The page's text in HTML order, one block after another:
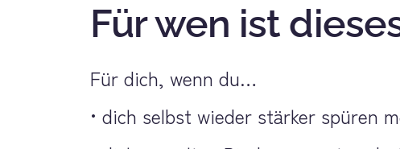
Für wen ist
Für dich, wenn du…
• dich selbst wieder stärker spüren